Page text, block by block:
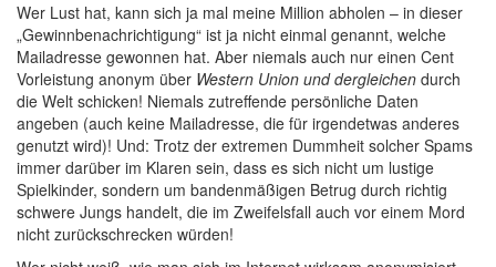
Wer Lust hat, kann sich ja mal meine Million abholen – in dieser
„Gewinnbenachrichtigung“ ist ja nicht einmal genannt, welche
Mailadresse gewonnen hat. Aber niemals auch nur einen Cent
Vorleistung anonym über Western Union und dergleichen durch
die Welt schicken! Niemals zutreffende persönliche Daten
angeben (auch keine Mailadresse, die für irgendetwas anderes
genutzt wird)! Und: Trotz der extremen Dummheit solcher Spams
immer darüber im Klaren sein, dass es sich nicht um lustige
Spielkinder, sondern um bandenmäßigen Betrug durch richtig
schwere Jungs handelt, die im Zweifelsfall auch vor einem Mord
nicht zurückschrecken würden!